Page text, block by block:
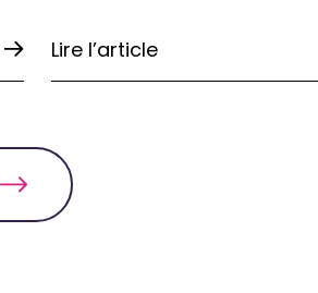
Lire l’article